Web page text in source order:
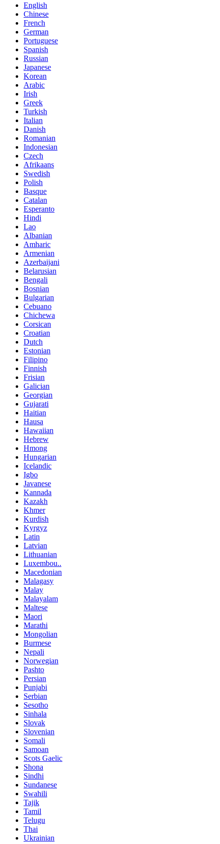
English
Chinese
French
German
Portuguese
Spanish
Russian
Japanese
Korean
Arabic
Irish
Greek
Turkish
Italian
Danish
Romanian
Indonesian
Czech
Afrikaans
Swedish
Polish
Basque
Catalan
Esperanto
Hindi
Lao
Albanian
Amharic
Armenian
Azerbaijani
Belarusian
Bengali
Bosnian
Bulgarian
Cebuano
Chichewa
Corsican
Croatian
Dutch
Estonian
Filipino
Finnish
Frisian
Galician
Georgian
Gujarati
Haitian
Hausa
Hawaiian
Hebrew
Hmong
Hungarian
Icelandic
Igbo
Javanese
Kannada
Kazakh
Khmer
Kurdish
Kyrgyz
Latin
Latvian
Lithuanian
Luxembou..
Macedonian
Malagasy
Malay
Malayalam
Maltese
Maori
Marathi
Mongolian
Burmese
Nepali
Norwegian
Pashto
Persian
Punjabi
Serbian
Sesotho
Sinhala
Slovak
Slovenian
Somali
Samoan
Scots Gaelic
Shona
Sindhi
Sundanese
Swahili
Tajik
Tamil
Telugu
Thai
Ukrainian